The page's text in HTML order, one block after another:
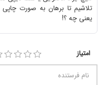
تلاشیم تا برهان به صورت
یعنی چه ؟!
امتیاز